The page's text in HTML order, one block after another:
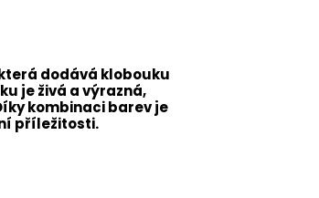
dodává klobouku
je živá a výrazná,
kombinaci barev je
příležitosti.